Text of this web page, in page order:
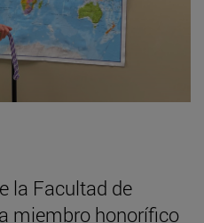
la Facultad de
miembro honorífico